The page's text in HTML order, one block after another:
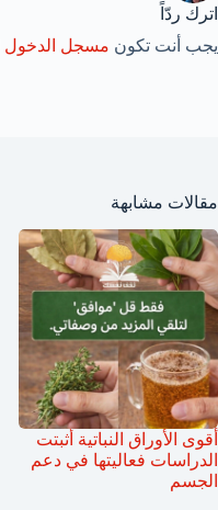
اترك ردّاً
يجب أنت تكون مسجل الدخول
مقالات مشابهة
أقوى الأوراق النباتية أثبتت
الدراسات فعاليتها في دعم
الجسم